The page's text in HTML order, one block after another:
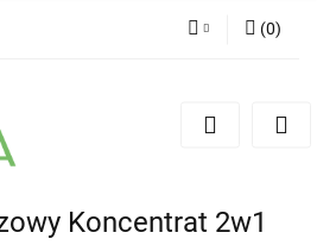
(0)
Koncentrat 2w1